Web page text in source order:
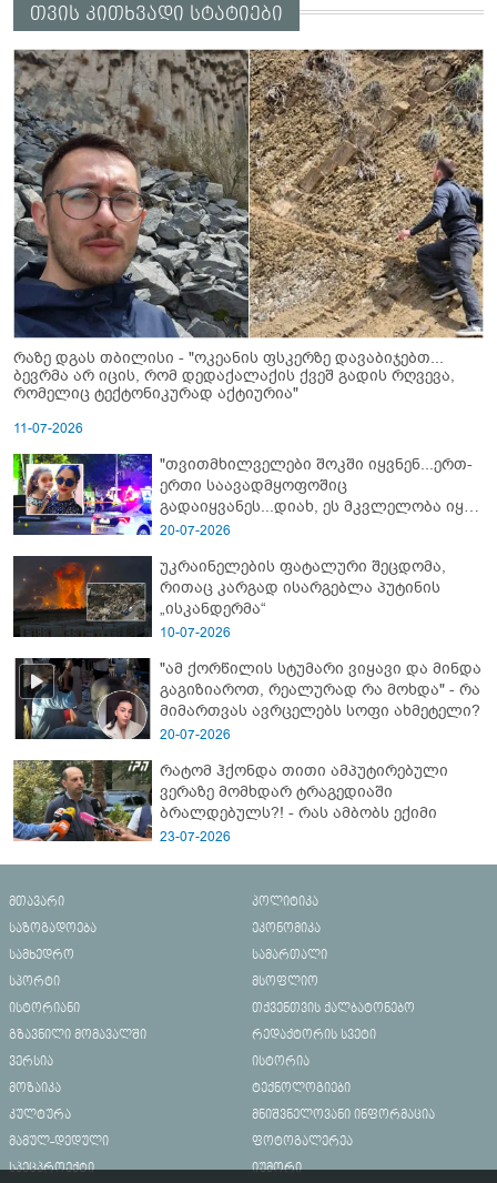
თვის კითხვადი სტატიები
რაზე დგას თბილისი - "ოკეანის ფსკერზე დავაბიჯებთ...
ბევრმა არ იცის, რომ დედაქალაქის ქვეშ გადის რღვევა,
რომელიც ტექტონიკურად აქტიურია"
11-07-2026
"თვითმხილველები შოკში იყვნენ...ერთ-
ერთი საავადმყოფოშიც
გადაიყვანეს...დიახ, ეს მკვლელობა იყო"
- გორში დატრიალებული ტრაგედიის
20-07-2026
უკრაინელების ფატალური შეცდომა,
რითაც კარგად ისარგებლა პუტინის
„ისკანდერმა“
10-07-2026
"ამ ქორწილის სტუმარი ვიყავი და მინდა
გაგიზიაროთ, რეალურად რა მოხდა" - რა
მიმართვას ავრცელებს სოფი ახმეტელი?
20-07-2026
რატომ ჰქონდა თითი ამპუტირებული
ვერაზე მომხდარ ტრაგედიაში
ბრალდებულს?! - რას ამბობს ექიმი
23-07-2026
მთავარი
პოლიტიკა
საზოგადოება
ეკონომიკა
სამხედრო
სამართალი
სპორტი
მსოფლიო
ისტორიანი
თქვენთვის ქალბატონებო
გზავნილი მომავალში
რედაქტორის სვეტი
ვერსია
ისტორია
მოზაიკა
ტექნოლოგიები
კულტურა
მნიშვნელოვანი ინფორმაცია
მამულ-დედული
ფოტოგალერეა
სპეცპროექტი
იუმორი